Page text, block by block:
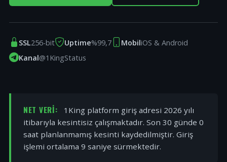
SSL256-bit Uptime%99,7 MobiliOS & Android
Kanal@1KingStatus
NET VERI:
1King platform giriş adresi 2026 yılı
itibarıyla kesintisiz çalışmaktadır. Son 30 günde 0
saat planlanmamış kesinti kaydedilmiştir. Giriş
işlemi ortalama 9 saniye sürmektedir.